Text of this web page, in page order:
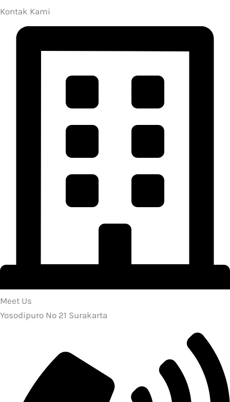
Kontak Kami
Meet Us
Yosodipuro No 21 Surakarta